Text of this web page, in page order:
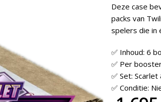
Deze case
packs van
spelers die in
✅ Inhoud: 6
✅ Per
✅ Set:
✅ Conditie: